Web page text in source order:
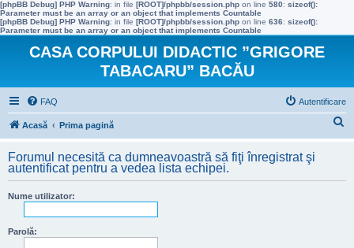
[phpBB Debug] PHP Warning: in file [ROOT]/phpbb/session.php on line 580: sizeof():
Parameter must be an array or an object that implements Countable
[phpBB Debug] PHP Warning: in file [ROOT]/phpbb/session.php on line 636: sizeof():
Parameter must be an array or an object that implements Countable
CASA CORPULUI DIDACTIC ”GRIGORE
TABACARU” BACĂU
FAQ Autentificare
Acasă Prima pagină
t
Forumul necesită ca dumneavoastră să fiţi înregistrat şi
autentificat pentru a vedea lista echipei.
Nume utilizator:
Parolă: